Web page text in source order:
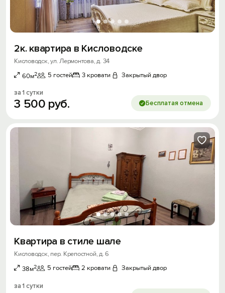
2к. квартира в Кисловодске
Кисловодск, ул. Лермонтова, д. 34
60м2 5 гостей 3 кровати Закрытый двор
за 1 сутки
3 500 руб. Бесплатая отмена
Квартира в стиле шале
Кисловодск, пер. Крепостной, д. 6
38м2 5 гостей 2 кровати Закрытый двор
за 1 сутки